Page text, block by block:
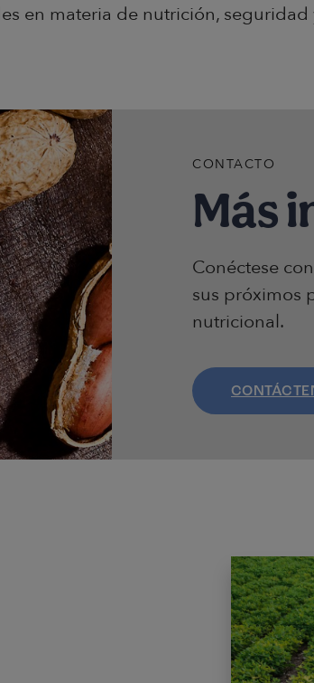
en materia de nutrición,
CONTACTO
Más
Conéctese
sus próximos
nutricional.